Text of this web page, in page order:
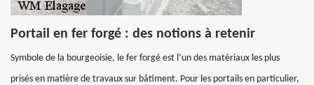
Portail en fer forgé : des notions à retenir
Symbole de la bourgeoisie, le fer forgé est l’un des matériaux les plus
prisés en matière de travaux sur bâtiment. Pour les portails en particulier,